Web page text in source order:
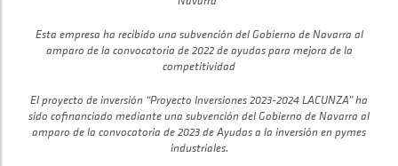
Esta empresa ha recibido una subvención del Gobierno de Navarra al
amparo de la convocatoria de 2022 de ayudas para mejora de la
competitividad
El proyecto de inversión “Proyecto Inversiones 2023-2024 LACUNZA” ha
sido cofinanciado mediante una subvención del Gobierno de Navarra al
amparo de la convocatoria de 2023 de Ayudas a la inversión en pymes
industriales.